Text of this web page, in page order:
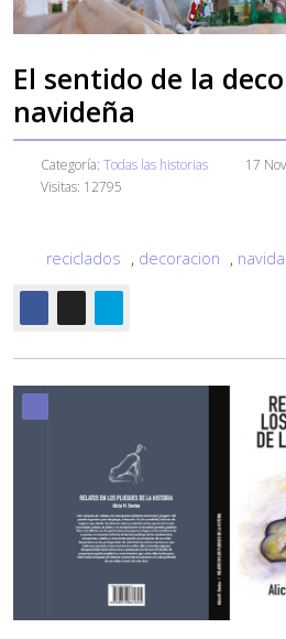
El sentido de la
navideña
Categoría: Todas las historias
17
Visitas: 12795
reciclados , decoracion ,